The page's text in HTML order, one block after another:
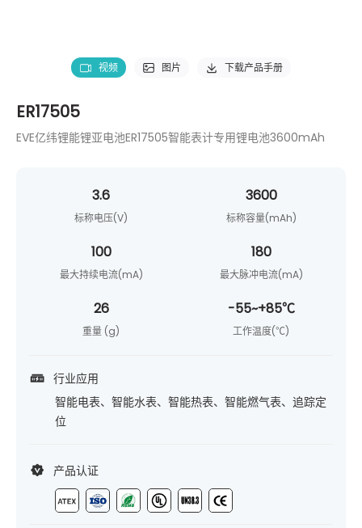
视频 图片 下载产品手册
ER17505
EVE亿纬锂能锂亚电池ER17505智能表计专用锂电池3600mAh
3.6
标称电压(V)
3600
标称容量(mAh)
100
最大持续电流(mA)
180
最大脉冲电流(mA)
26
重量 (g)
-55~+85℃
工作温度(℃)
行业应用
智能电表、智能水表、智能热表、智能燃气表、追踪定
位
产品认证